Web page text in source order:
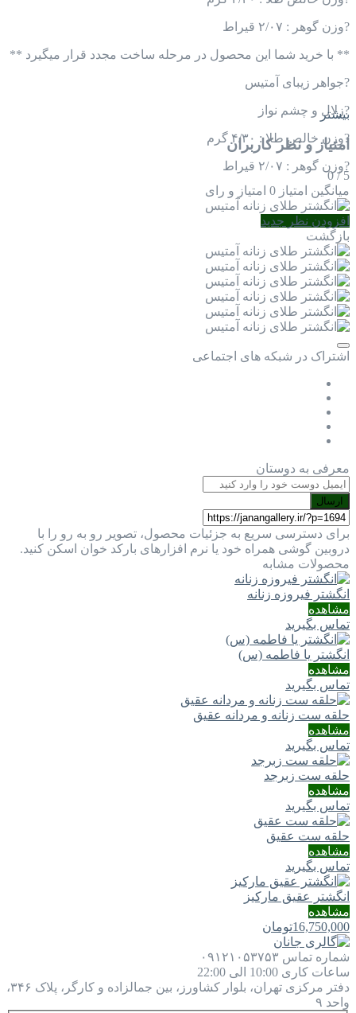
?وزن گوهر : ۲/۰۷ قیراط
** با خرید شما این محصول در مرحله ساخت مجدد قرار میگیرد **
?جواهر زیبای آمتیس
?زلال و چشم نواز
?وزن خالص طلا : ۴/۳۰ گرم
?وزن گوهر : ۲/۰۷ قیراط
بیشتر
امتیاز و نظر کاربران
5
/
0
میانگین امتیاز 0 امتیاز و رای
افزودن نظر جدید
بازگشت
اشتراک در شبکه های اجتماعی
معرفی به دوستان
ارسال
برای دسترسی سریع به جزئیات محصول، تصویر رو به رو را با
دروبین گوشی همراه خود یا نرم افزارهای بارکد خوان اسکن کنید.
محصولات مشابه
انگشتر فیروزه زنانه
مشاهده
تماس بگیرید
انگشتر یا فاطمه (س)
مشاهده
تماس بگیرید
حلقه ست زنانه و مردانه عقیق
مشاهده
تماس بگیرید
حلقه ست زبرجد
مشاهده
تماس بگیرید
حلقه ست عقیق
مشاهده
تماس بگیرید
انگشتر عقیق مارکیز
مشاهده
16,750,000تومان
شماره تماس ۰۹۱۲۱۰۵۳۷۵۳
ساعات کاری 10:00 الی 22:00
دفتر مرکزی
تهران، بلوار کشاورز، بین جمالزاده و کارگر، پلاک ۳۴۶،
واحد ۹